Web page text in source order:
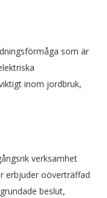
som är
inom jordbruk,
verksamhet
erbjuder oöverträffad
beslut,